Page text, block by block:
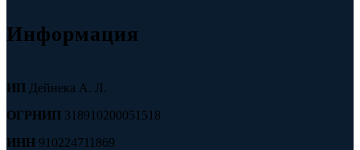
Информация
ИП Дейнека А. Л.
ОГРНИП 318910200051518
ИНН 910224711869